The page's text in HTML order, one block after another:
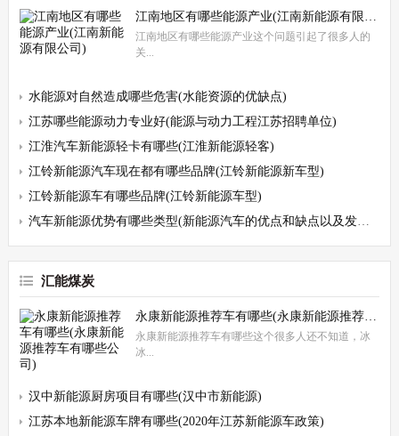
节约能源锅炉有哪些(节约能源锅炉有哪些措施)
今天来为大家剖析节约能源锅炉有哪些这个问题，希望通过深入分析，为
大家提供一些新的思路。什么是节约能源锅炉？节约能源锅炉是指在使用
江南地区有哪些能源产业(江南新能源有限公司)
江南地区有哪些能源产业这个问题引起了很多人的
关...
水能源对自然造成哪些危害(水能资源的优缺点)
江苏哪些能源动力专业好(能源与动力工程江苏招聘单位)
江淮汽车新能源轻卡有哪些(江淮新能源轻客)
江铃新能源汽车现在都有哪些品牌(江铃新能源新车型)
江铃新能源车有哪些品牌(江铃新能源车型)
汽车新能源优势有哪些类型(新能源汽车的优点和缺点以及发展前景)
汇能煤炭
永康新能源推荐车有哪些(永康新能源推荐车有哪些公司)
永康新能源推荐车有哪些这个很多人还不知道，冰
冰...
汉中新能源厨房项目有哪些(汉中市新能源)
江苏本地新能源车牌有哪些(2020年江苏新能源车政策)